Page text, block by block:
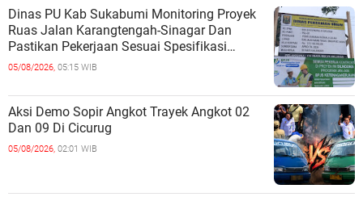
Dinas PU Kab Sukabumi Monitoring Proyek
Ruas Jalan Karangtengah-Sinagar Dan
Pastikan Pekerjaan Sesuai Spesifikasi
Teknis
05/08/2026, 05:15 WIB
Aksi Demo Sopir Angkot Trayek Angkot 02
Dan 09 Di Cicurug
05/08/2026, 02:01 WIB